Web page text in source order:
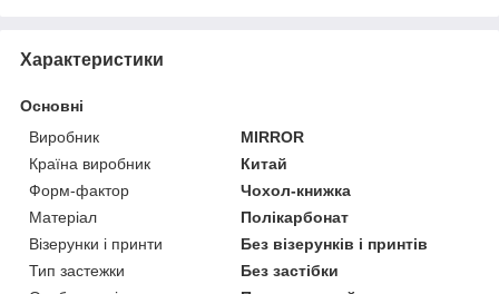
Характеристики
Основні
Виробник
MIRROR
Країна виробник
Китай
Форм-фактор
Чохол-книжка
Матеріал
Полікарбонат
Візерунки і принти
Без візерунків і принтів
Тип застежки
Без застібки